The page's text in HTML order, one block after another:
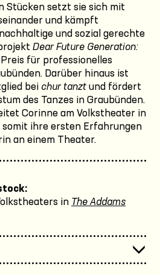
Stücken setzt sie sich mit
und kämpft
und sozial gerechte
Dear Future Generation:
für professionelles
Darüber hinaus ist
bei chur tanzt und fördert
des Tanzes in Graubünden.
Corinne am Volkstheater in
somit ihre ersten Erfahrungen
an einem Theater.
in The Addams